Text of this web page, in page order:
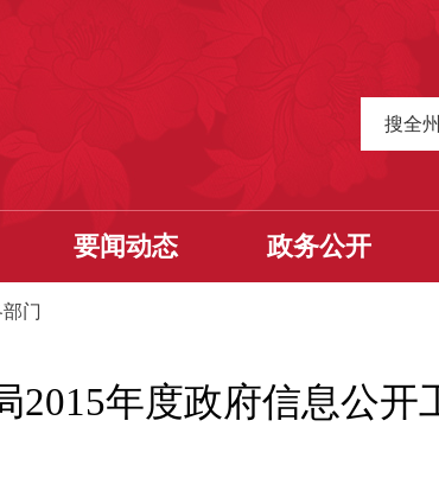
搜全州
要闻动态 政务公开
门
2015年度政府信息公开